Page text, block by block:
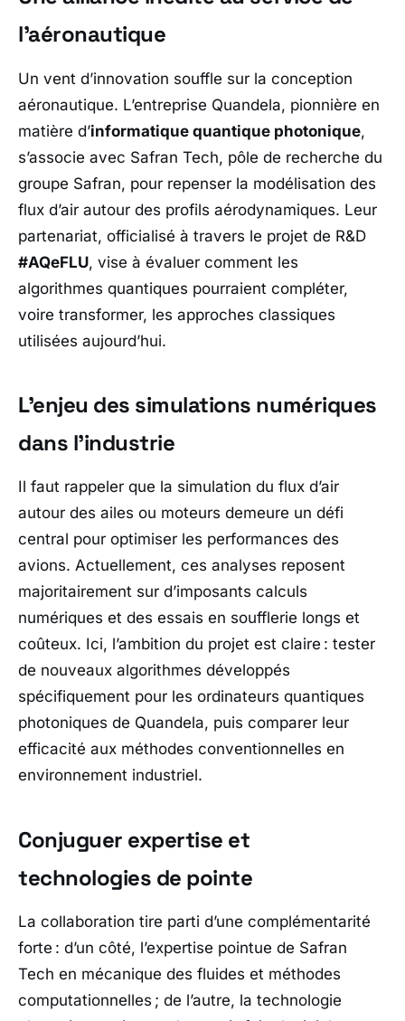
l’aéronautique
Un vent d’innovation souffle sur la conception
aéronautique. L’entreprise Quandela, pionnière en
matière d’informatique quantique photonique,
s’associe avec Safran Tech, pôle de recherche du
groupe Safran, pour repenser la modélisation des
flux d’air autour des profils aérodynamiques. Leur
partenariat, officialisé à travers le projet de R&D
#AQeFLU, vise à évaluer comment les
algorithmes quantiques pourraient compléter,
voire transformer, les approches classiques
utilisées aujourd’hui.
L’enjeu des simulations numériques
dans l’industrie
Il faut rappeler que la simulation du flux d’air
autour des ailes ou moteurs demeure un défi
central pour optimiser les performances des
avions. Actuellement, ces analyses reposent
majoritairement sur d’imposants calculs
numériques et des essais en soufflerie longs et
coûteux. Ici, l’ambition du projet est claire : tester
de nouveaux algorithmes développés
spécifiquement pour les ordinateurs quantiques
photoniques de Quandela, puis comparer leur
efficacité aux méthodes conventionnelles en
environnement industriel.
Conjuguer expertise et
technologies de pointe
La collaboration tire parti d’une complémentarité
forte : d’un côté, l’expertise pointue de Safran
Tech en mécanique des fluides et méthodes
computationnelles ; de l’autre, la technologie